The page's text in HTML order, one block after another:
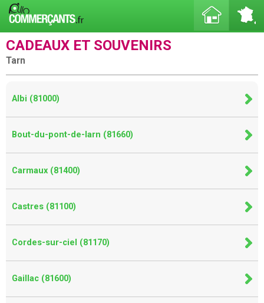
CADEAUX ET SOUVENIRS
Tarn
Albi (81000)
Bout-du-pont-de-larn (81660)
Carmaux (81400)
Castres (81100)
Cordes-sur-ciel (81170)
Gaillac (81600)